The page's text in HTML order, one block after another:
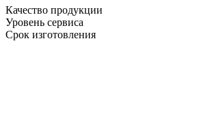
Качество продукции
Уровень сервиса
Срок изготовления